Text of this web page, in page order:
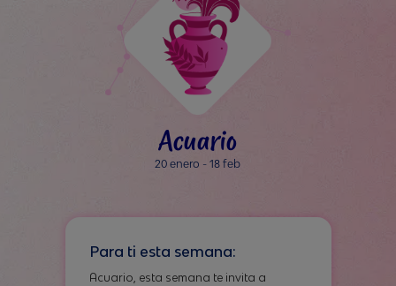
Acuario
20 enero - 18 feb
Para ti esta semana:
Acuario, esta semana te invita a